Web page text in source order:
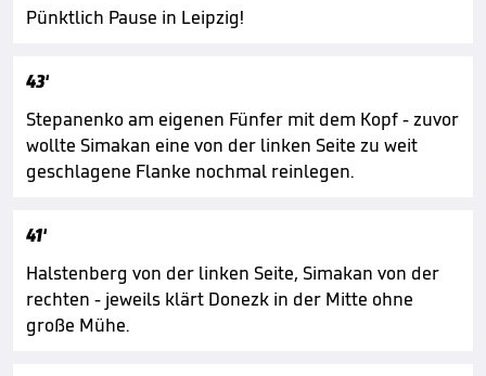
Pünktlich Pause in Leipzig!
43'
Stepanenko am eigenen Fünfer mit dem Kopf - zuvor
wollte Simakan eine von der linken Seite zu weit
geschlagene Flanke nochmal reinlegen.
41'
Halstenberg von der linken Seite, Simakan von der
rechten - jeweils klärt Donezk in der Mitte ohne
große Mühe.